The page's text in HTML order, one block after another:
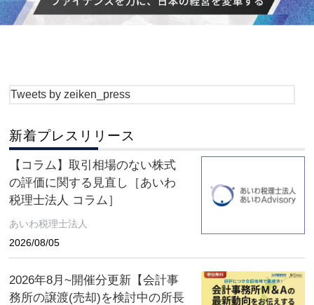
Tweets by zeiken_press
新着プレスリリース
【コラム】取引相場のない株式
の評価に関する見直し［あいわ
税理士法人 コラム］
あいわ税理士法人
2026/08/05
2026年8月~開催分更新【会計事
務所の譲渡(売却)を検討中の所長